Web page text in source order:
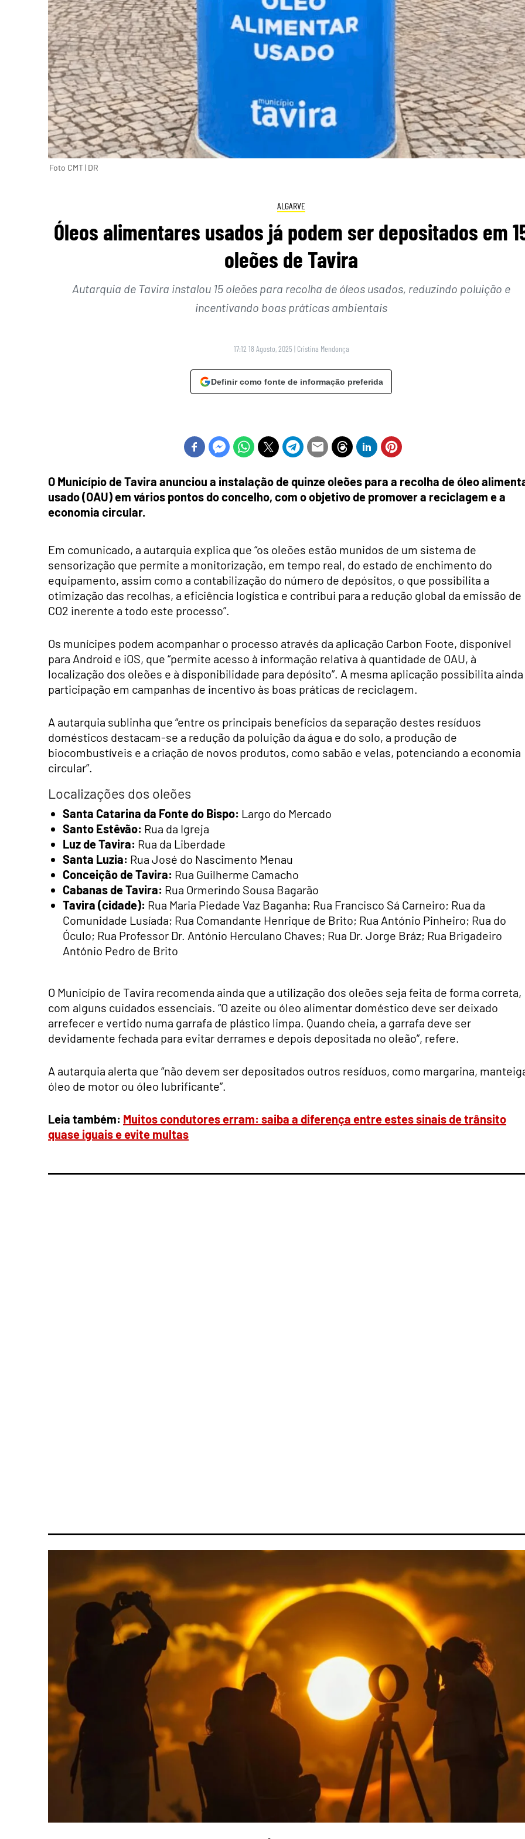
Foto CMT | DR
ALGARVE
Óleos alimentares usados já podem ser depositados em
oleões de Tavira
Autarquia de Tavira instalou 15 oleões para recolha de óleos usados, reduzindo poluição e
incentivando boas práticas ambientais
17:12 18 Agosto, 2025 | Cristina Mendonça
Definir como fonte de informação preferida
O Município de Tavira anunciou a instalação de quinze oleões para a recolha de óleo
usado (OAU) em vários pontos do concelho, com o objetivo de promover a reciclagem e a
economia circular.
Em comunicado, a autarquia explica que “os oleões estão munidos de um sistema de
sensorização que permite a monitorização, em tempo real, do estado de enchimento do
equipamento, assim como a contabilização do número de depósitos, o que possibilita a
otimização das recolhas, a eficiência logística e contribui para a redução global da emissão de
CO2 inerente a todo este processo”.
Os munícipes podem acompanhar o processo através da aplicação Carbon Foote, disponível
para Android e iOS, que “permite acesso à informação relativa à quantidade de OAU, à
localização dos oleões e à disponibilidade para depósito”. A mesma aplicação possibilita ainda
participação em campanhas de incentivo às boas práticas de reciclagem.
A autarquia sublinha que “entre os principais benefícios da separação destes resíduos
domésticos destacam-se a redução da poluição da água e do solo, a produção de
biocombustíveis e a criação de novos produtos, como sabão e velas, potenciando a economia
circular”.
Localizações dos oleões
Santa Catarina da Fonte do Bispo: Largo do Mercado
Santo Estêvão: Rua da Igreja
Luz de Tavira: Rua da Liberdade
Santa Luzia: Rua José do Nascimento Menau
Conceição de Tavira: Rua Guilherme Camacho
Cabanas de Tavira: Rua Ormerindo Sousa Bagarão
Tavira (cidade): Rua Maria Piedade Vaz Baganha; Rua Francisco Sá Carneiro; Rua da
Comunidade Lusíada; Rua Comandante Henrique de Brito; Rua António Pinheiro; Rua do
Óculo; Rua Professor Dr. António Herculano Chaves; Rua Dr. Jorge Bráz; Rua Brigadeiro
António Pedro de Brito
O Município de Tavira recomenda ainda que a utilização dos oleões seja feita de forma correta,
com alguns cuidados essenciais. “O azeite ou óleo alimentar doméstico deve ser deixado
arrefecer e vertido numa garrafa de plástico limpa. Quando cheia, a garrafa deve ser
devidamente fechada para evitar derrames e depois depositada no oleão”, refere.
A autarquia alerta que “não devem ser depositados outros resíduos, como margarina,
óleo de motor ou óleo lubrificante”.
Leia também: Muitos condutores erram: saiba a diferença entre estes sinais de trânsito
quase iguais e evite multas